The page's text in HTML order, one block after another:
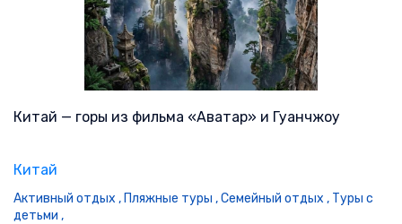
Китай — горы из фильма «Аватар» и Гуанчжоу
Китай
Активный отдых , Пляжные туры ,Семейный отдых , Туры с
детьми ,